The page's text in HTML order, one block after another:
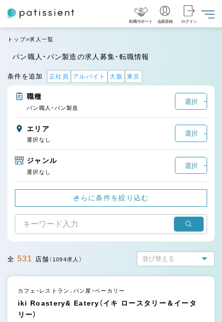
転職サポート 会員登録 ログイン
トップ 求人一覧
パン職人・パン製造の求人募集・転職情報
条件を追加 正社員 アルバイト 大阪 東京
職種
選択
パン職人・パン製造
エリア
選択
選択なし
ジャンル
選択
選択なし
さらに条件を絞り込む
全 531 店舗 （1094求人）
カフェ・レストラン、パン屋・ベーカリー
iki Roastery& Eatery（イキ ロースタリー＆イータ
リー）